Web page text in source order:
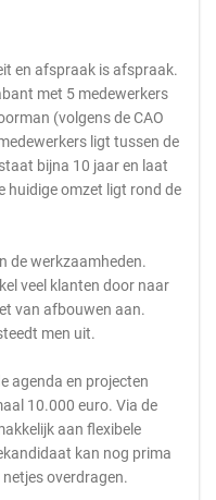
en afspraak is afspraak.
met 5 medewerkers
(volgens de CAO
ligt tussen de
bijna 10 jaar en laat
huidige omzet ligt rond de
de werkzaamheden.
veel klanten door naar
van afbouwen aan.
men uit.
agenda en projecten
10.000 euro. Via de
aan flexibele
kan nog prima
overdragen.